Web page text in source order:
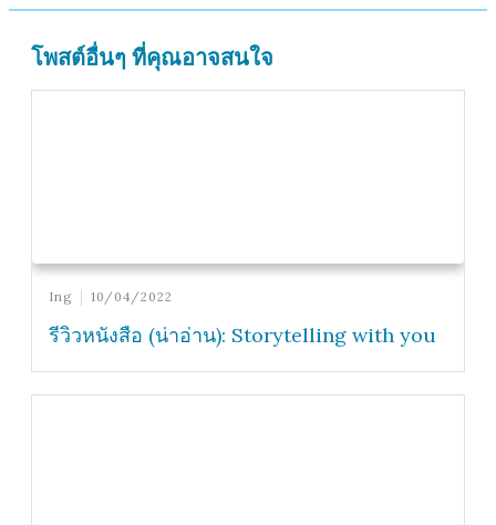
โพสต์อื่นๆ ที่คุณอาจสนใจ
Ing 10/04/2022
รีวิวหนังสือ (น่าอ่าน): Storytelling with you